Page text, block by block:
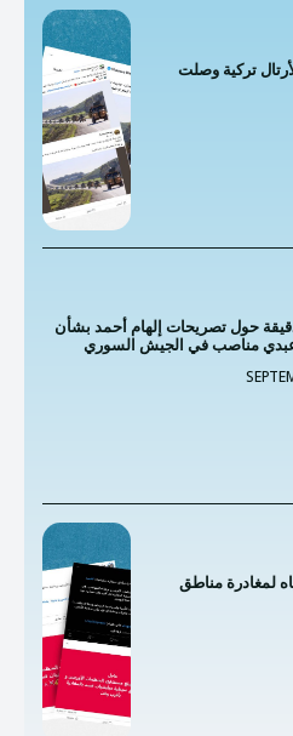
تركية وصلت
حول تصريحات إلهام أحمد بشأن
مناصب في الجيش السوري
لمغادرة مناطق